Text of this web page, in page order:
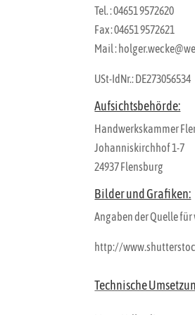
Tel. : 04651 9572620
Fax : 04651 9572621
Mail :
USt-IdNr.: DE273056534
Aufsichtsbehörde:
Handwerkskammer
Johanniskirchhof 1-7
24937 Flensburg
Bilder und Grafiken:
Angaben der Quelle
http://
Technische